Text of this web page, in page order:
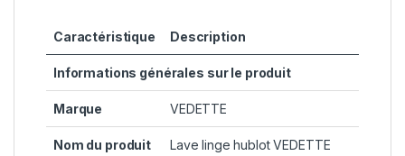
Caractéristique Description
Informations générales sur le produit
Marque VEDETTE
Nom du produit
Lave linge hublot VEDETTE